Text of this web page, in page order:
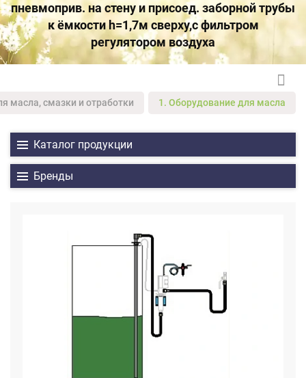
пневмоприв. на стену и присоед. заборной трубы
к ёмкости h=1,7м сверху,с фильтром
регулятором воздуха
масла, смазки и отработки 1. Оборудование для масла
Каталог продукции
Бренды